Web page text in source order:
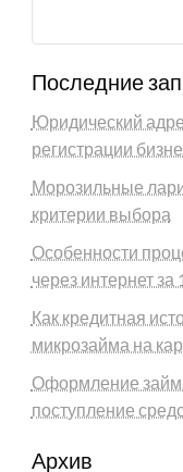
Последние
Юридический
регистрации
Морозильные
критерии выбора
Особенности
через интернет за
Как кредитная
микрозайма на
Оформление
поступление
Архив